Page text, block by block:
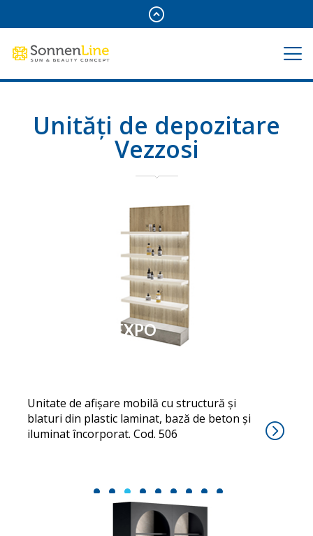
Unități de depozitare
Vezzosi
NATURAL EXPO
Unitate de afișare mobilă cu structură și
blaturi din plastic laminat, bază de beton și
iluminat încorporat. Cod. 506
1 2 3 4 5 6 7 8 9